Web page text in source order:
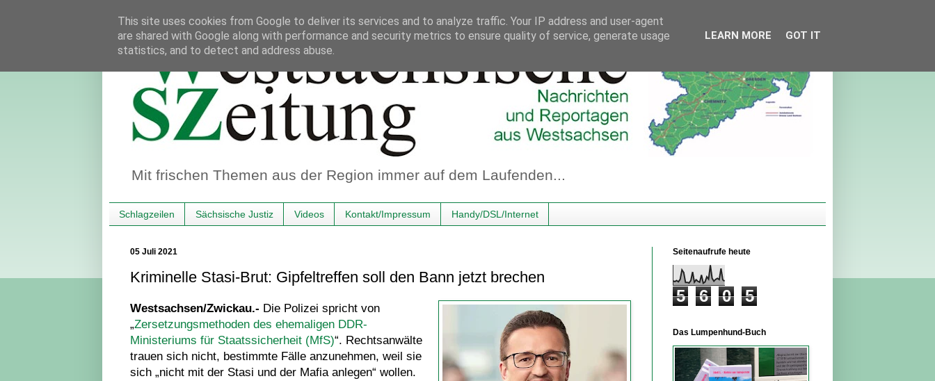
Mit frischen Themen aus der Region immer auf dem Laufenden...
Schlagzeilen Sächsische Justiz Videos Kontakt/Impressum Handy/DSL/Internet
05 Juli 2021
Kriminelle Stasi-Brut: Gipfeltreffen soll den Bann jetzt brechen
Westsachsen/Zwickau.- Die Polizei spricht von
„Zersetzungsmethoden des ehemaligen DDR-
Ministeriums für Staatssicherheit (MfS)“. Rechtsanwälte
trauen sich nicht, bestimmte Fälle anzunehmen, weil sie
sich „nicht mit der Stasi und der Mafia anlegen“ wollen.
Seitenaufrufe heute
5 6 0 5
Das Lumpenhund-Buch
This site uses cookies from Google to deliver its services and to analyze traffic. Your IP address and user-agent
are shared with Google along with performance and security metrics to ensure quality of service, generate usage
statistics, and to detect and address abuse.
LEARN MORE GOT IT